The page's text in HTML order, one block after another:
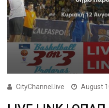
CityChannel.live August